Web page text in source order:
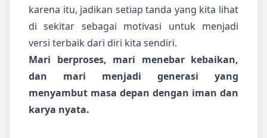
karena itu, jadikan setiap tanda yang kita lihat
di sekitar sebagai motivasi untuk menjadi
versi terbaik dari diri kita sendiri.
Mari berproses, mari menebar kebaikan,
dan mari menjadi generasi yang
menyambut masa depan dengan iman dan
karya nyata.